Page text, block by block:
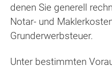
denen Sie generell
Notar- und
Grunderwerbsteuer.
Unter bestimmten